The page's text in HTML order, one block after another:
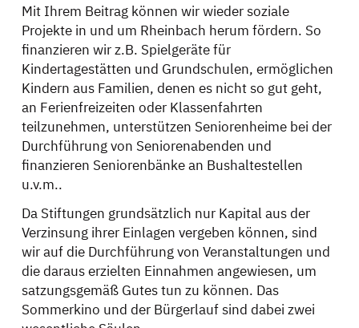
Mit Ihrem Beitrag können wir wieder soziale
Projekte in und um Rheinbach herum fördern. So
finanzieren wir z.B. Spielgeräte für
Kindertagestätten und Grundschulen, ermöglichen
Kindern aus Familien, denen es nicht so gut geht,
an Ferienfreizeiten oder Klassenfahrten
teilzunehmen, unterstützen Seniorenheime bei der
Durchführung von Seniorenabenden und
finanzieren Seniorenbänke an Bushaltestellen
u.v.m..
Da Stiftungen grundsätzlich nur Kapital aus der
Verzinsung ihrer Einlagen vergeben können, sind
wir auf die Durchführung von Veranstaltungen und
die daraus erzielten Einnahmen angewiesen, um
satzungsgemäß Gutes tun zu können. Das
Sommerkino und der Bürgerlauf sind dabei zwei